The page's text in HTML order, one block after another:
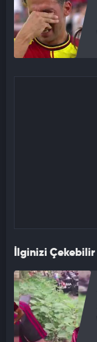
İlginizi Çekebilir